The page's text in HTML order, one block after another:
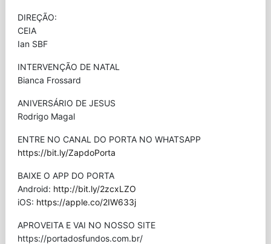
DIREÇÃO:
CEIA
Ian SBF
INTERVENÇÃO DE NATAL
Bianca Frossard
ANIVERSÁRIO DE JESUS
Rodrigo Magal
ENTRE NO CANAL DO PORTA NO WHATSAPP
https://bit.ly/ZapdoPorta
BAIXE O APP DO PORTA
Android: http://bit.ly/2zcxLZO
iOS: https://apple.co/2IW633j
APROVEITA E VAI NO NOSSO SITE
⁠https://portadosfundos.com.br/